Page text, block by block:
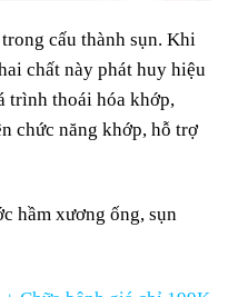
cấu thành sụn. Khi
chất này phát huy hiệu
trình thoái hóa khớp,
chức năng khớp, hỗ trợ
hầm xương ống, sụn